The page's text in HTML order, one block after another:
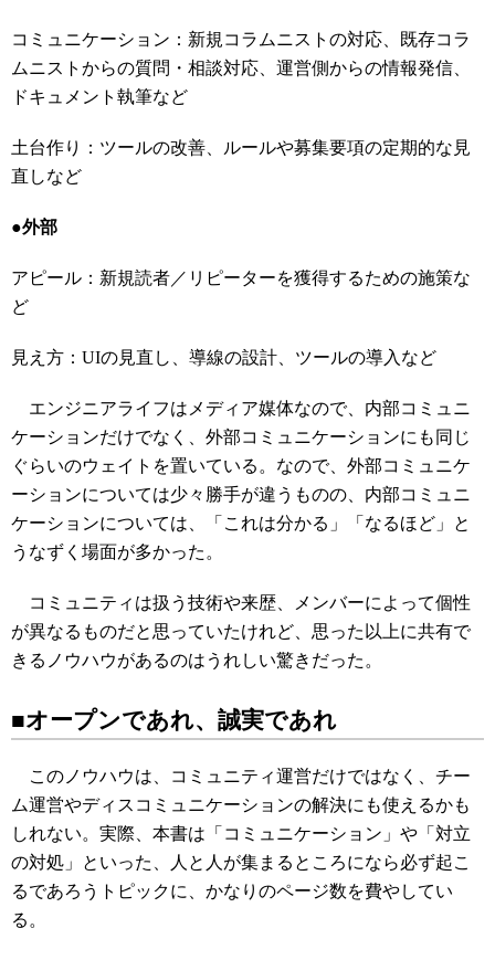
コミュニケーション：新規コラムニストの対応、既存コラ
ムニストからの質問・相談対応、運営側からの情報発信、
ドキュメント執筆など
土台作り：ツールの改善、ルールや募集要項の定期的な見
直しなど
●外部
アピール：新規読者／リピーターを獲得するための施策な
ど
見え方：UIの見直し、導線の設計、ツールの導入など
エンジニアライフはメディア媒体なので、内部コミュニ
ケーションだけでなく、外部コミュニケーションにも同じ
ぐらいのウェイトを置いている。なので、外部コミュニケ
ーションについては少々勝手が違うものの、内部コミュニ
ケーションについては、「これは分かる」「なるほど」と
うなずく場面が多かった。
コミュニティは扱う技術や来歴、メンバーによって個性
が異なるものだと思っていたけれど、思った以上に共有で
きるノウハウがあるのはうれしい驚きだった。
■オープンであれ、誠実であれ
このノウハウは、コミュニティ運営だけではなく、チー
ム運営やディスコミュニケーションの解決にも使えるかも
しれない。実際、本書は「コミュニケーション」や「対立
の対処」といった、人と人が集まるところになら必ず起こ
るであろうトピックに、かなりのページ数を費やしてい
る。